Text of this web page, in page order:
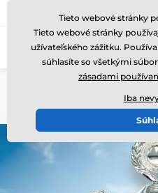
Zavolajte nám (Po-Pi 8-17)
Tieto webové stránky
Tieto webové stránky
užívateľského zážitku.
súhlasíte so všetkými
zásadami
Iba